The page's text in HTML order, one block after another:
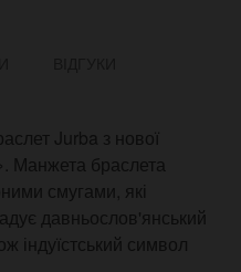
Jurba з нової
Манжета браслета
смугами, які
давньослов'янський
індуїстський символ